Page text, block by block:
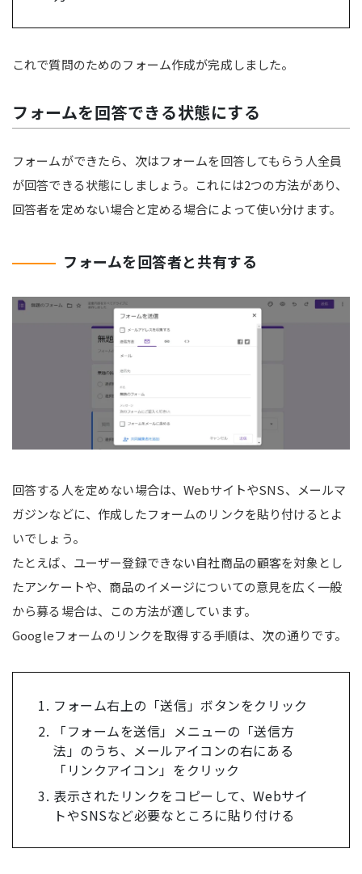
これで質問のためのフォーム作成が完成しました。
フォームを回答できる状態にする
フォームができたら、次はフォームを回答してもらう人全員
が回答できる状態にしましょう。これには2つの方法があり、
回答者を定めない場合と定める場合によって使い分けます。
フォームを回答者と共有する
回答する人を定めない場合は、WebサイトやSNS、メールマ
ガジンなどに、作成したフォームのリンクを貼り付けるとよ
いでしょう。
たとえば、ユーザー登録できない自社商品の顧客を対象とし
たアンケートや、商品のイメージについての意見を広く一般
から募る場合は、この方法が適しています。
Googleフォームのリンクを取得する手順は、次の通りです。
フォーム右上の「送信」ボタンをクリック
「フォームを送信」メニューの「送信方
法」のうち、メールアイコンの右にある
「リンクアイコン」をクリック
表示されたリンクをコピーして、Webサイ
トやSNSなど必要なところに貼り付ける